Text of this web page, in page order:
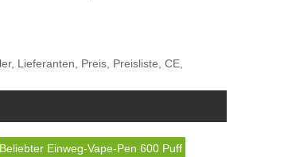
Lieferanten, Preis, Preisliste, CE,
Beliebter Einweg-Vape-Pen 600 Puff